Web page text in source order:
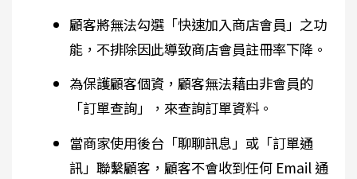
顧客將無法勾選「快速加入商店會員」之功
能，不排除因此導致商店會員註冊率下降。
為保護顧客個資，顧客無法藉由非會員的
「訂單查詢」，來查詢訂單資料。
當商家使用後台「聊聊訊息」或「訂單通
訊」聯繫顧客，顧客不會收到任何 Email 通